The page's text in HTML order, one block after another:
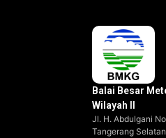
Balai Besar
Wilayah II
Jl. H. Abdulgani
Tangerang